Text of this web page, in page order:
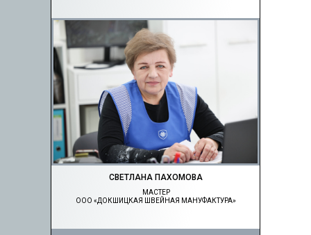
МАСТЕР
ООО «ДОКШИЦКАЯ ШВЕЙНАЯ МАНУФАКТУРА»
СВЕТЛАНА ПАХОМОВА